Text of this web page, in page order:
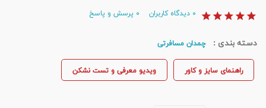
دیدگاه کاربران پرسش و پاسخ
دسته بندی : چمدان مسافرتی
راهنمای سایز و کاور ویدیو معرفی و تست نشکن